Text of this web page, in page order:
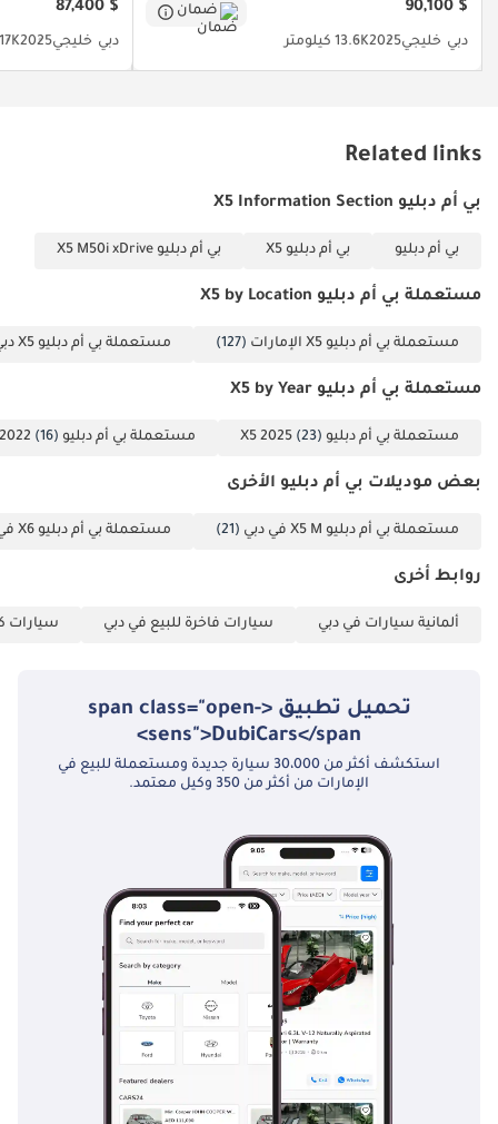
الوظائف - نظام ملاحة
وهاتف) - والمزيد...
-------------------------------
---------- للتواصل لمزيد
(الإنجليزية + العربية):
سلمان (الإنجليزية +
الهندية): يونس
(الإنجليزية + العربية
(العربية / الإنجليزية /
الفرنسية): مينا
-------------------------------
شارع 6، القوز 3، دبي،
العمل: يوميًا، من
10:00 صباحًا إلى 8:00
مساءً ----------------------
------------------------------
2018. نحن صالة عرض
بتميزها وأدائها وثقة
$ 90,100
ضمان
دبي خليجي202513.6K كيلومتر
$ 87,400
دبي خليجي202517K كيلومتر
Related links
بي أم دبليو X5 Information Section
بي أم دبليو بي أم دبليو X5 بي أم دبليو X5 M50i xDrive
مستعملة بي أم دبليو X5 by Location
مستعملة بي أم دبليو X5 الإمارات (127) مستعملة بي أم دبليو X5 دبي
مستعملة بي أم دبليو X5 by Year
مستعملة بي أم دبليو X5 2025 (23) مستعملة بي أم دبليو X5 2022 (16)
بعض موديلات بي أم دبليو الأخرى
مستعملة بي أم دبليو X5 M في دبي (21) مستعملة بي أم دبليو X6 في دبي
روابط أخرى
ألمانية سيارات في دبي سيارات فاخرة للبيع في دبي سيارات
تحميل تطبيق <span class="open-
sens">DubiCars</span>
استكشف أكثر من 30،000 سيارة جديدة ومستعملة للبيع في
الإمارات من أكثر من 350 وكيل معتمد.